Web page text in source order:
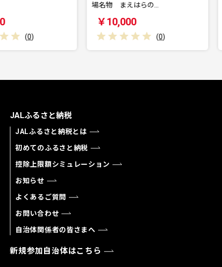
場名物 まえはらの…
￥10,000
(0 )
JALふるさと納税
JALふるさと納税とは
初めてのふるさと納税
控除上限額シミュレーション
お知らせ
よくあるご質問
お問い合わせ
自治体関係者の皆さまへ
新規参加自治体はこちら